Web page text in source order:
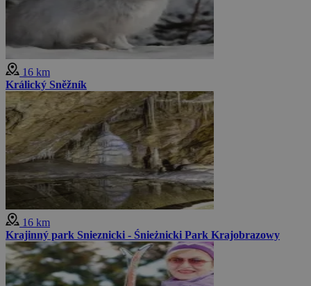
16 km
Králický Sněžník
16 km
Krajinný park Snieznicki - Śnieżnicki Park Krajobrazowy